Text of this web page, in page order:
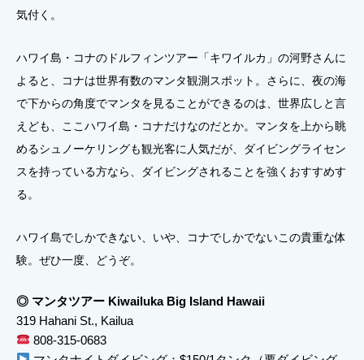
気付く。
ハワイ島・コナのドルフィンツアー「キワイルカ」の河野さんに
よると、コナは世界有数のマンタ観測スポット。さらに、夜の海
で下からの角度でマンタを見ることができるのは、世界広しと言
えども、ここハワイ島・コナだけなのだとか。マンタを上から眺
めるシュノーケリングも観光客に人気だが、ダイビングライセン
スを持っている方なら、ダイビングされることを強くおすすめす
る。
ハワイ島でしかできない、いや、コナでしかでないこの貴重な体
験。ぜひ一度、どうぞ。
◎ マンタツアー Kiwailuka Big Island Hawaii
319 Hahani St., Kailua
808-315-0683